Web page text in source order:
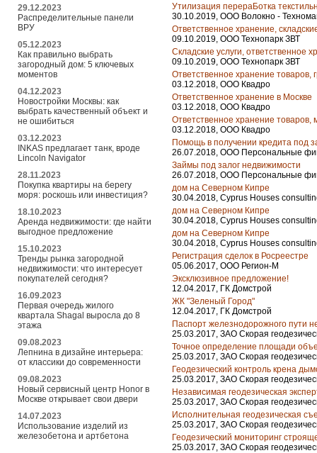
29.12.2023
Распределительные панели
ВРУ
05.12.2023
Как правильно выбрать
загородный дом: 5 ключевых
моментов
04.12.2023
Новостройки Москвы: как
выбрать качественный объект и
не ошибиться
03.12.2023
INKAS предлагает танк, вроде
Lincoln Navigator
28.11.2023
Покупка квартиры на берегу
моря: роскошь или инвестиция?
18.10.2023
Аренда недвижимости: где найти
выгодное предложение
15.10.2023
Тренды рынка загородной
недвижимости: что интересует
покупателей сегодня?
16.09.2023
Первая очередь жилого
квартала Shagal выросла до 8
этажа
09.08.2023
Лепнина в дизайне интерьера:
от классики до современности
09.08.2023
Новый сервисный центр Honor в
Москве открывает свои двери
14.07.2023
Использование изделий из
железобетона и артбетона
Утилизация перераБотка
30.10.2019, ООО Волокно -
Ответственное хранение,
09.10.2019, ООО Технопарк ЗВТ
Складские услуги, ответственное
09.10.2019, ООО Технопарк ЗВТ
Ответственное хранение товаров,
03.12.2018, ООО Квадро
Ответственное хранение в Москве
03.12.2018, ООО Квадро
Ответственное хранение товаров,
03.12.2018, ООО Квадро
Помощь в получении кредита под
26.07.2018, ООО Персональные
Займы под залог недвижимости
26.07.2018, ООО Персональные
дом на Северном Кипре
30.04.2018, Cyprus Houses
дом на Северном Кипре
30.04.2018, Cyprus Houses
дом на Северном Кипре
30.04.2018, Cyprus Houses
Регистрация сделок в Росреестре
05.06.2017, ООО Регион-М
Эксклюзивное предложение!
12.04.2017, ГК Домстрой
ЖК "Зеленый Город"
12.04.2017, ГК Домстрой
Паспорт железнодорожного пути
25.03.2017, ЗАО Скорая
Точное определение площади
25.03.2017, ЗАО Скорая
Геодезический контроль крена
25.03.2017, ЗАО Скорая
Независимая геодезическая
25.03.2017, ЗАО Скорая
Исполнительная геодезическая
25.03.2017, ЗАО Скорая
Геодезический мониторинг
25.03.2017, ЗАО Скорая